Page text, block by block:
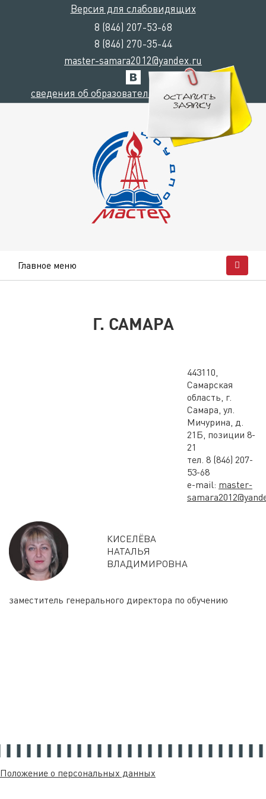
Версия для слабовидящих
8 (846) 207-53-68
8 (846) 270-35-44
master-samara2012@yandex.ru
сведения об образовательной организации
Главное меню
Г. САМАРА
443110,
Самарская
область, г.
Самара, ул.
Мичурина, д.
21Б, позиции 8-
21
тел. 8 (846) 207-
53-68
e-mail: master-
КИСЕЛЁВА
НАТАЛЬЯ
ВЛАДИМИРОВНА
заместитель генерального директора по обучению
Положение о персональных данных